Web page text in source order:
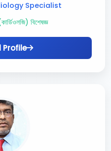
Specialist
বিশেষজ্ঞ
Profile